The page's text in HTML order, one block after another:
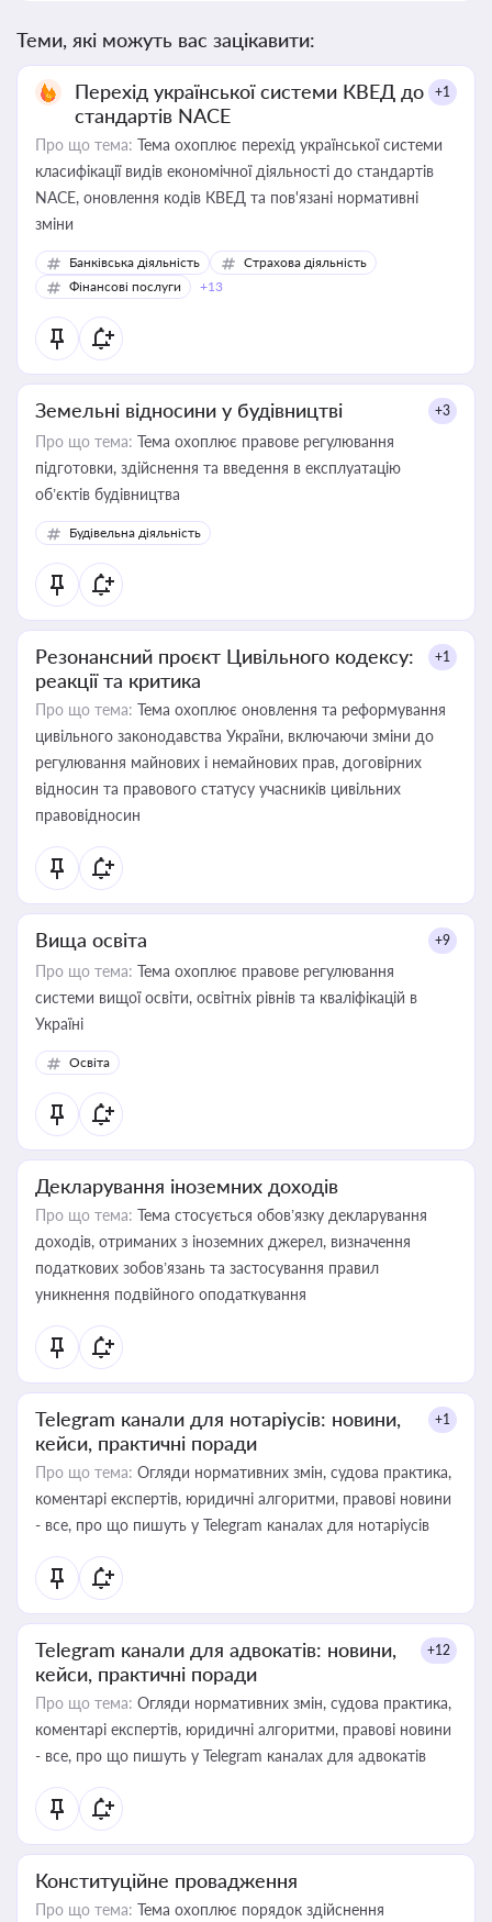
Теми, які можуть вас зацікавити:
Перехід української системи КВЕД до
стандартів NACE
+1
Про що тема: Тема охоплює перехід української системи
класифікації видів економічної діяльності до стандартів
NACE, оновлення кодів КВЕД та пов'язані нормативні
зміни
Банківська діяльність
Страхова діяльність
Фінансові послуги
+13
Земельні відносини у будівництві +3
Про що тема: Тема охоплює правове регулювання
підготовки, здійснення та введення в експлуатацію
об’єктів будівництва
Будівельна діяльність
Резонансний проєкт Цивільного кодексу:
реакції та критика
+1
Про що тема: Тема охоплює оновлення та реформування
цивільного законодавства України, включаючи зміни до
регулювання майнових і немайнових прав, договірних
відносин та правового статусу учасників цивільних
правовідносин
Вища освіта +9
Про що тема: Тема охоплює правове регулювання
системи вищої освіти, освітніх рівнів та кваліфікацій в
Україні
Освіта
Декларування іноземних доходів
Про що тема: Тема стосується обов’язку декларування
доходів, отриманих з іноземних джерел, визначення
податкових зобов’язань та застосування правил
уникнення подвійного оподаткування
Telegram канали для нотаріусів: новини,
кейси, практичні поради
+1
Про що тема: Огляди нормативних змін, судова практика,
коментарі експертів, юридичні алгоритми, правові новини
- все, про що пишуть у Telegram каналах для нотаріусів
Telegram канали для адвокатів: новини,
кейси, практичні поради
+12
Про що тема: Огляди нормативних змін, судова практика,
коментарі експертів, юридичні алгоритми, правові новини
- все, про що пишуть у Telegram каналах для адвокатів
Конституційне провадження
Про що тема: Тема охоплює порядок здійснення